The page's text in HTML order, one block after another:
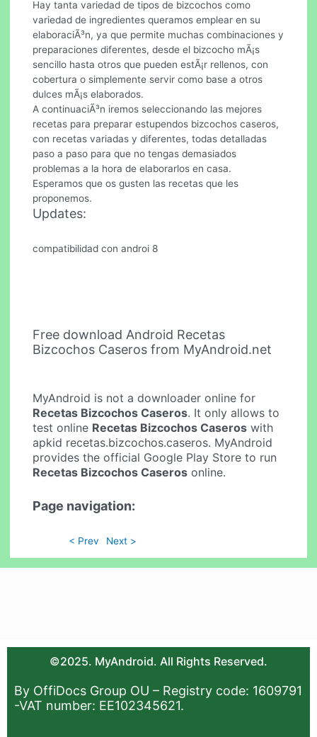
Hay tanta variedad de tipos de bizcochos como
variedad de ingredientes queramos emplear en su
elaboraciÃ³n, ya que permite muchas combinaciones y
preparaciones diferentes, desde el bizcocho mÃ¡s
sencillo hasta otros que pueden estÃ¡r rellenos, con
cobertura o simplemente servir como base a otros
dulces mÃ¡s elaborados.
A continuaciÃ³n iremos seleccionando las mejores
recetas para preparar estupendos bizcochos caseros,
con recetas variadas y diferentes, todas detalladas
paso a paso para que no tengas demasiados
problemas a la hora de elaborarlos en casa.
Esperamos que os gusten las recetas que les
proponemos.
Updates:
compatibilidad con androi 8
Free download Android Recetas
Bizcochos Caseros from MyAndroid.net
MyAndroid is not a downloader online for
Recetas Bizcochos Caseros. It only allows to
test online Recetas Bizcochos Caseros with
apkid recetas.bizcochos.caseros. MyAndroid
provides the official Google Play Store to run
Recetas Bizcochos Caseros online.
Page navigation:
< Prev Next >
©2025. MyAndroid. All Rights Reserved.
By OffiDocs Group OU – Registry code: 1609791
-VAT number: EE102345621.